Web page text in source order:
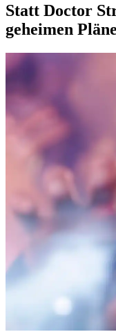
Statt Doctor
geheimen